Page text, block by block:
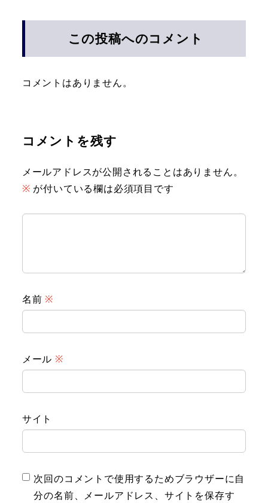
この投稿へのコメント
コメントはありません。
コメントを残す
メールアドレスが公開されることはありません。
※ が付いている欄は必須項目です
名前 ※
メール ※
サイト
次回のコメントで使用するためブラウザーに自
分の名前、メールアドレス、サイトを保存す